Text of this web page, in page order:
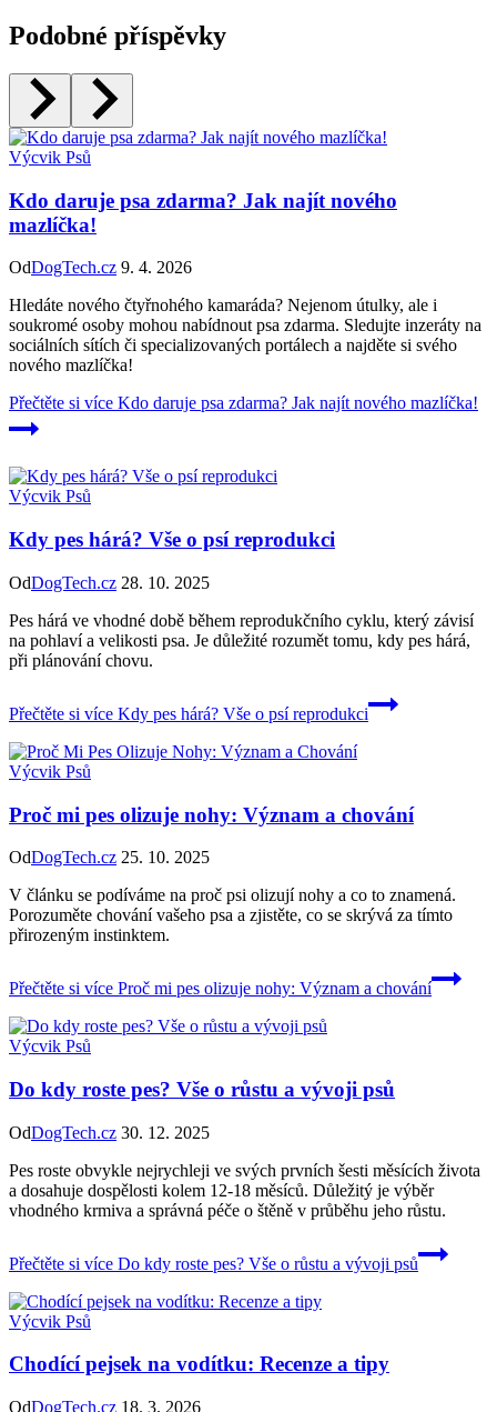
Podobné příspěvky
Výcvik Psů
Kdo daruje psa zdarma? Jak najít nového
mazlíčka!
OdDogTech.cz 9. 4. 2026
Hledáte nového čtyřnohého kamaráda? Nejenom útulky, ale i
soukromé osoby mohou nabídnout psa zdarma. Sledujte inzeráty na
sociálních sítích či specializovaných portálech a najděte si svého
nového mazlíčka!
Přečtěte si více Kdo daruje psa zdarma? Jak najít nového mazlíčka!
Výcvik Psů
Kdy pes hárá? Vše o psí reprodukci
OdDogTech.cz 28. 10. 2025
Pes hárá ve vhodné době během reprodukčního cyklu, který závisí
na pohlaví a velikosti psa. Je důležité rozumět tomu, kdy pes hárá,
při plánování chovu.
Přečtěte si více Kdy pes hárá? Vše o psí reprodukci
Výcvik Psů
Proč mi pes olizuje nohy: Význam a chování
OdDogTech.cz 25. 10. 2025
V článku se podíváme na proč psi olizují nohy a co to znamená.
Porozuměte chování vašeho psa a zjistěte, co se skrývá za tímto
přirozeným instinktem.
Přečtěte si více Proč mi pes olizuje nohy: Význam a chování
Výcvik Psů
Do kdy roste pes? Vše o růstu a vývoji psů
OdDogTech.cz 30. 12. 2025
Pes roste obvykle nejrychleji ve svých prvních šesti měsících života
a dosahuje dospělosti kolem 12-18 měsíců. Důležitý je výběr
vhodného krmiva a správná péče o štěně v průběhu jeho růstu.
Přečtěte si více Do kdy roste pes? Vše o růstu a vývoji psů
Výcvik Psů
Chodící pejsek na vodítku: Recenze a tipy
OdDogTech.cz 18. 3. 2026